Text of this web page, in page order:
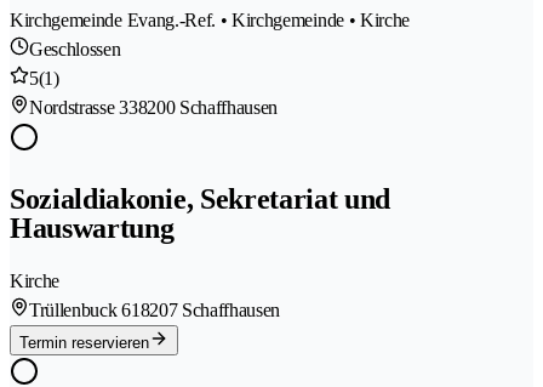
Kirchgemeinde Evang.-Ref. • Kirchgemeinde • Kirche
Geschlossen
5(1)
Nordstrasse 338200 Schaffhausen
Sozialdiakonie, Sekretariat und
Hauswartung
Kirche
Trüllenbuck 618207 Schaffhausen
Termin reservieren